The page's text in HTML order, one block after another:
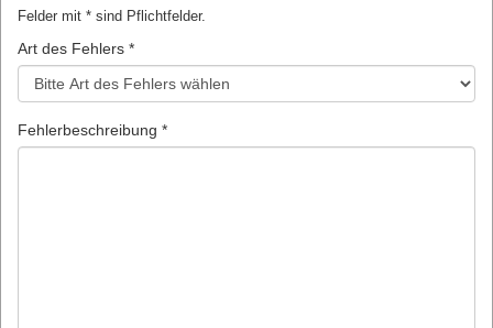
Felder mit * sind Pflichtfelder.
Art des Fehlers *
Fehlerbeschreibung *